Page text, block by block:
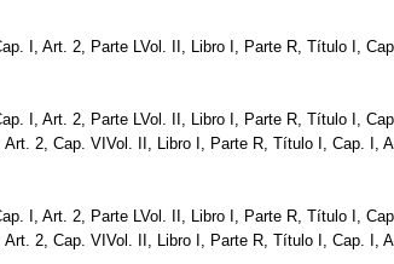
I, Art. 2, Parte LVol. II, Libro I, Parte R, Título I,
I, Art. 2, Parte LVol. II, Libro I, Parte R, Título I,
2, Cap. VIVol. II, Libro I, Parte R, Título I, Cap. I,
I, Art. 2, Parte LVol. II, Libro I, Parte R, Título I,
2, Cap. VIVol. II, Libro I, Parte R, Título I, Cap. I,